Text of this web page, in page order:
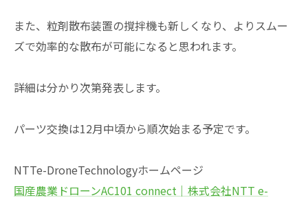
また、粒剤散布装置の撹拌機も新しくなり、よりスムー
ズで効率的な散布が可能になると思われます。
詳細は分かり次第発表します。
パーツ交換は12月中頃から順次始まる予定です。
NTTe-DroneTechnologyホームページ
国産農業ドローンAC101 connect｜株式会社NTT e-